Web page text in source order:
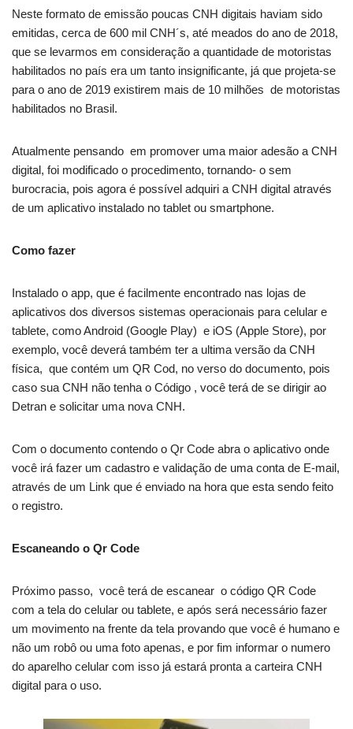
Neste formato de emissão poucas CNH digitais haviam sido
emitidas, cerca de 600 mil CNH´s, até meados do ano de 2018,
que se levarmos em consideração a quantidade de motoristas
habilitados no país era um tanto insignificante, já que projeta-se
para o ano de 2019 existirem mais de 10 milhões de motoristas
habilitados no Brasil.
Atualmente pensando em promover uma maior adesão a CNH
digital, foi modificado o procedimento, tornando- o sem
burocracia, pois agora é possível adquiri a CNH digital através
de um aplicativo instalado no tablet ou smartphone.
Como fazer
Instalado o app, que é facilmente encontrado nas lojas de
aplicativos dos diversos sistemas operacionais para celular e
tablete, como Android (Google Play) e iOS (Apple Store), por
exemplo, você deverá também ter a ultima versão da CNH
física, que contém um QR Cod, no verso do documento, pois
caso sua CNH não tenha o Código , você terá de se dirigir ao
Detran e solicitar uma nova CNH.
Com o documento contendo o Qr Code abra o aplicativo onde
você irá fazer um cadastro e validação de uma conta de E-mail,
através de um Link que é enviado na hora que esta sendo feito
o registro.
Escaneando o Qr Code
Próximo passo, você terá de escanear o código QR Code
com a tela do celular ou tablete, e após será necessário fazer
um movimento na frente da tela provando que você é humano e
não um robô ou uma foto apenas, e por fim informar o numero
do aparelho celular com isso já estará pronta a carteira CNH
digital para o uso.